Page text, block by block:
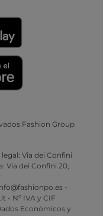
Fashion Group
Via dei Confini
Via dei Confini 20,
-
- Nº IVA y CIF
Económicos y